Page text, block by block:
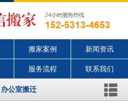
搬家案例 新闻资讯
服务流程 联系我们
办公室搬迁